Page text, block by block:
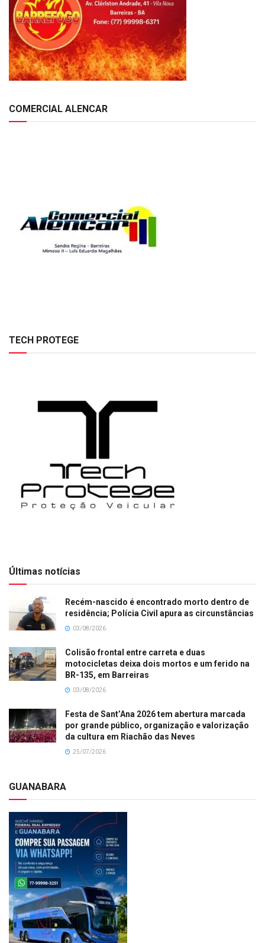
COMERCIAL ALENCAR
TECH PROTEGE
Últimas notícias
Recém-nascido é encontrado morto dentro de
residência; Polícia Civil apura as circunstâncias
03/08/2026
Colisão frontal entre carreta e duas
motocicletas deixa dois mortos e um ferido na
BR-135, em Barreiras
03/08/2026
Festa de Sant’Ana 2026 tem abertura marcada
por grande público, organização e valorização
da cultura em Riachão das Neves
25/07/2026
GUANABARA